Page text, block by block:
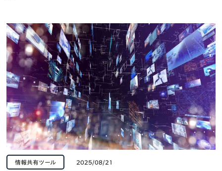
情報共有ツール 2025/08/21